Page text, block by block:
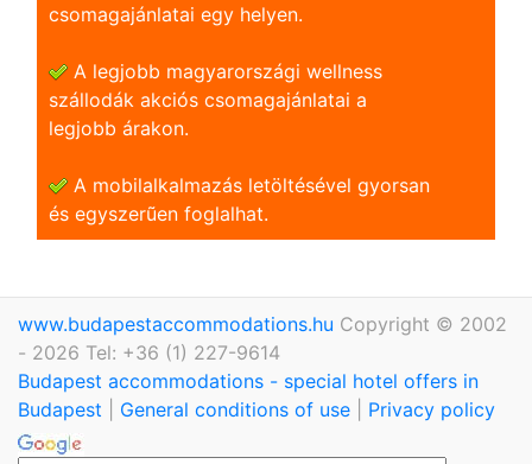
csomagajánlatai egy helyen.
A legjobb magyarországi wellness
szállodák akciós csomagajánlatai a
legjobb árakon.
A mobilalkalmazás letöltésével gyorsan
és egyszerũen foglalhat.
www.budapestaccommodations.hu Copyright © 2002
- 2026 Tel: +36 (1) 227-9614
Budapest accommodations - special hotel offers in
Budapest
General conditions of use Privacy policy